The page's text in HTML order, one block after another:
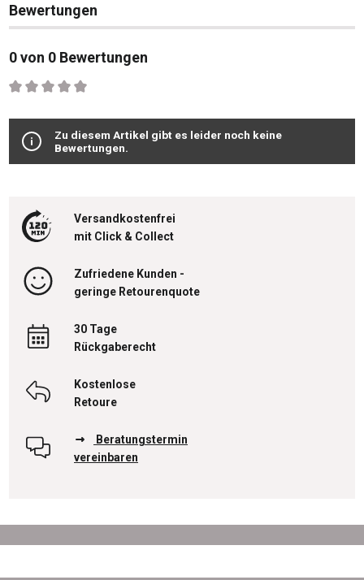
Bewertungen
0 von 0 Bewertungen
Durchschnittliche Bewertung von 0 von 5 Sternen
Zu diesem Artikel gibt es leider noch keine
Bewertungen.
Versandkostenfrei
mit Click & Collect
Zufriedene Kunden -
geringe Retourenquote
30 Tage
Rückgaberecht
Kostenlose
Retoure
Beratungstermin
vereinbaren